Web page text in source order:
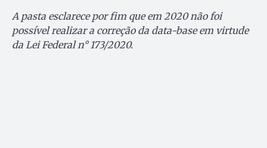
A pasta esclarece por fim que em 2020 não foi
possível realizar a correção da data-base em virtude
da Lei Federal n° 173/2020.